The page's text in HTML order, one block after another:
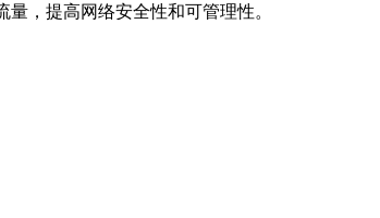
，提高网络安全性和可管理性。